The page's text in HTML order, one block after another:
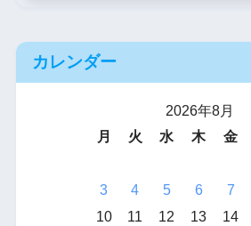
カレンダー
2026年8月
月
火 水 木 金
3
4 5 6 7
10
11 12 13 14